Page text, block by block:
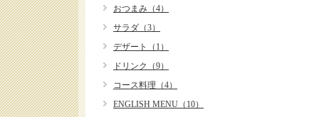
おつまみ（4）
サラダ（3）
デザート（1）
ドリンク（9）
コース料理（4）
ENGLISH MENU（10）